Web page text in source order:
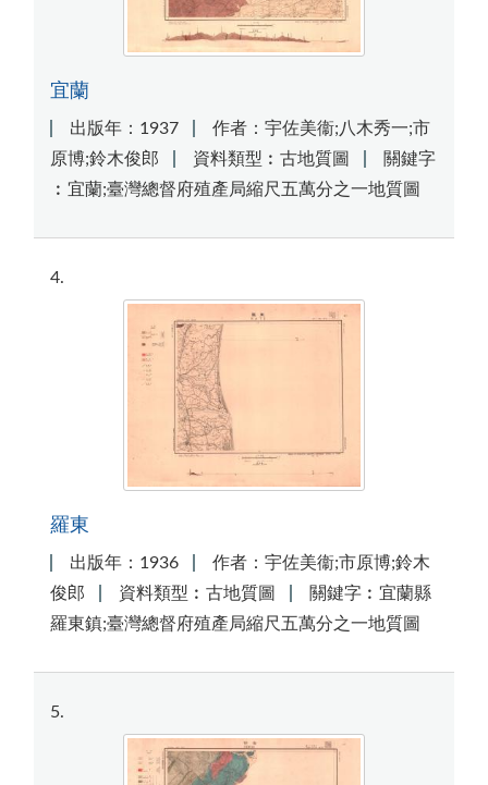
宜蘭
出版年：1937
作者：宇佐美衞;八木秀一;市
原博;鈴木俊郎
資料類型︰古地質圖
關鍵字
︰宜蘭;臺灣總督府殖產局縮尺五萬分之一地質圖
4
羅東
出版年：1936
作者：宇佐美衞;市原博;鈴木
俊郎
資料類型︰古地質圖
關鍵字︰宜蘭縣
羅東鎮;臺灣總督府殖產局縮尺五萬分之一地質圖
5